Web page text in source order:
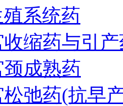
系统药
缩药与引
成熟药
弛药(抗早